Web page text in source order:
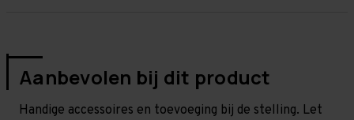
Aanbevolen bij dit product
Handige accessoires en toevoeging bij de stelling. Let